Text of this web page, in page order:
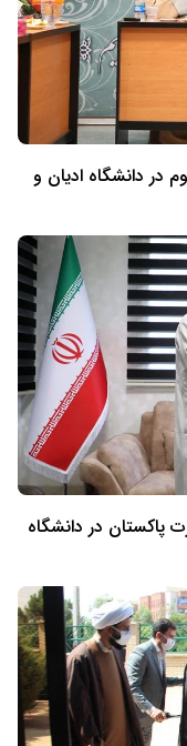
در دانشگاه ادیان و
پاکستان در دانشگاه